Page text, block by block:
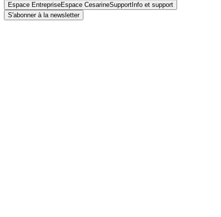
Espace EntrepriseEspace CesarineSupport Info et support
S'abonner à la newsletter